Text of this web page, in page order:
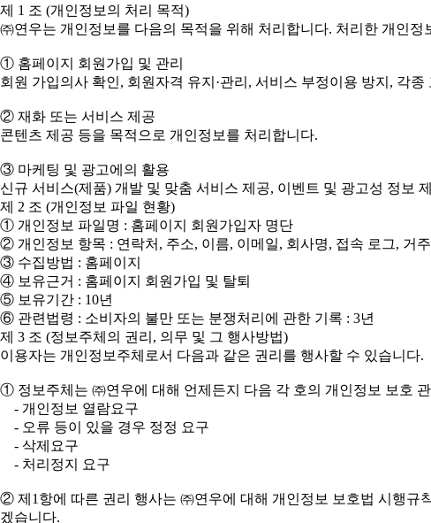
제 1 조 (개인정보의 처리 목적)
㈜연우는 개인정보를 다음의 목적을 위해 처리합니다. 처리한 개인
① 홈페이지 회원가입 및 관리
회원 가입의사 확인, 회원자격 유지·관리, 서비스 부정이용 방지, 각
② 재화 또는 서비스 제공
콘텐츠 제공 등을 목적으로 개인정보를 처리합니다.
③ 마케팅 및 광고에의 활용
신규 서비스(제품) 개발 및 맞춤 서비스 제공, 이벤트 및 광고성 정보
제 2 조 (개인정보 파일 현황)
① 개인정보 파일명 : 홈페이지 회원가입자 명단
② 개인정보 항목 : 연락처, 주소, 이름, 이메일, 회사명, 접속 로그, 거
③ 수집방법 : 홈페이지
④ 보유근거 : 홈페이지 회원가입 및 탈퇴
⑤ 보유기간 : 10년
⑥ 관련법령 : 소비자의 불만 또는 분쟁처리에 관한 기록 : 3년
제 3 조 (정보주체의 권리, 의무 및 그 행사방법)
이용자는 개인정보주체로서 다음과 같은 권리를 행사할 수 있습니다.
① 정보주체는 ㈜연우에 대해 언제든지 다음 각 호의 개인정보 보호
- 개인정보 열람요구
- 오류 등이 있을 경우 정정 요구
- 삭제요구
- 처리정지 요구
② 제1항에 따른 권리 행사는 ㈜연우에 대해 개인정보 보호법 시행규
겠습니다.